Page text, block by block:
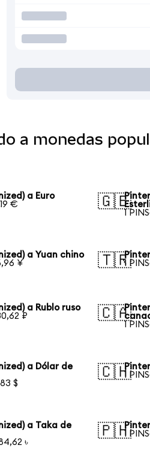
a monedas
a Euro
€
🇬🇧
1
a Yuan chino
¥
🇹🇷
1
a Rublo ruso
₽
🇨🇦
1
a Dólar de
$
🇨🇭
1
a Taka de
৳
🇵🇭
1